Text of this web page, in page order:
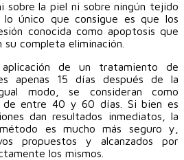
sobre la piel ni sobre ningún tejido
lo único que consigue es que los
conocida como apoptosis que
completa eliminación.
de un tratamiento de
apenas 15 días después de la
modo, se consideran como
de entre 40 y 60 días. Si bien es
dan resultados inmediatos, la
es mucho más seguro y,
propuestos y alcanzados por
los mismos.